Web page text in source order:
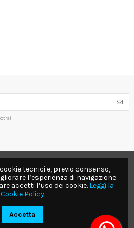
tecnici e, previo consenso,
l’esperienza di navigazione.
accetti l’uso dei cookie. Leggi la
Cookie Policy
Accetta